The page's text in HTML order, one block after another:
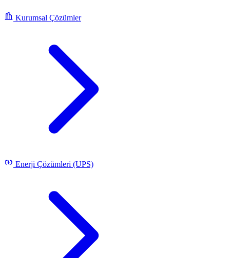
Kurumsal Çözümler
Enerji Çözümleri (UPS)